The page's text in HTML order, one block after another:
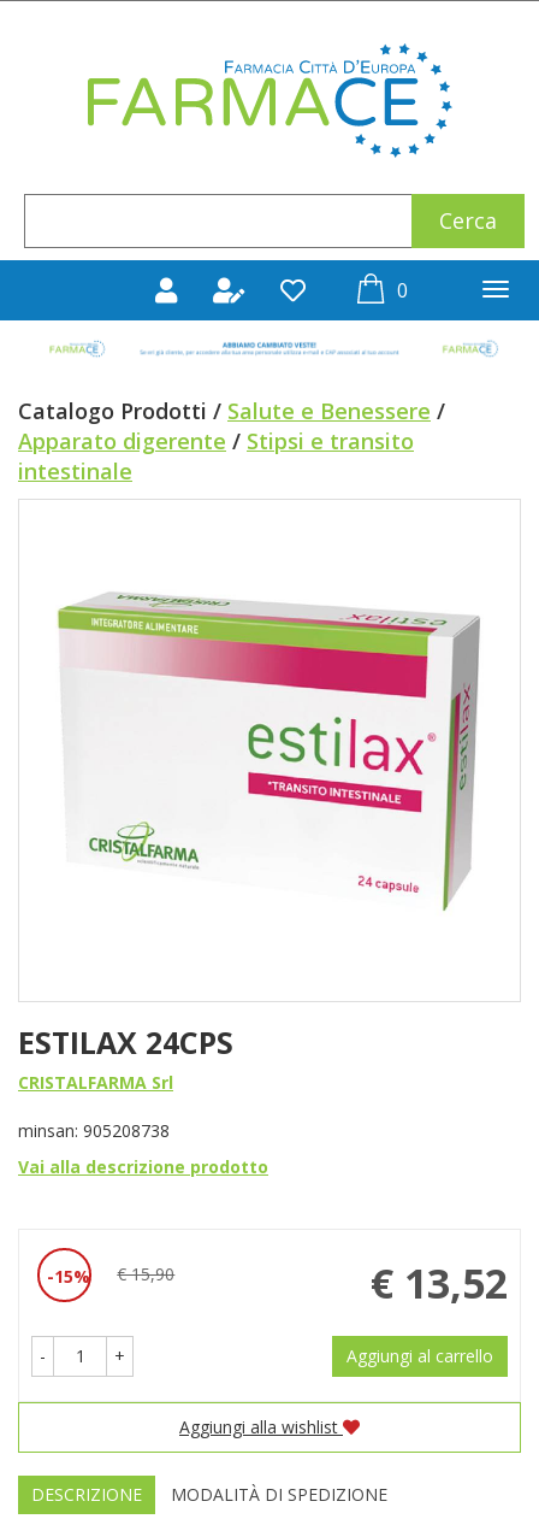
0prodotti
Catalogo Prodotti / Salute e Benessere /
Apparato digerente / Stipsi e transito
intestinale
ESTILAX 24CPS
CRISTALFARMA Srl
minsan: 905208738
Vai alla descrizione prodotto
15% € 15,90
Prezzo
scontato
€ 13,52
- + Aggiungi al carrello
Aggiungi alla wishlist
DESCRIZIONE
MODALITÀ DI SPEDIZIONE